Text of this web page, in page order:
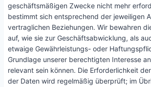
geschäftsmäßigen Zwecke nicht mehr
bestimmt sich entsprechend der jeweiligen
vertraglichen Beziehungen. Wir bewahren
auf, wie sie zur Geschäftsabwicklung, als
etwaige Gewährleistungs- oder
Grundlage unserer berechtigten Interesse
relevant sein können. Die Erforderlichkeit
der Daten wird regelmäßig überprüft; im